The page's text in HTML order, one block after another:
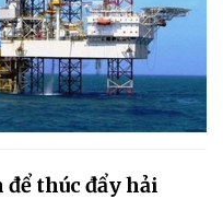
thúc đẩy hải